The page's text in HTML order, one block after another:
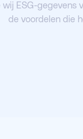
wij ESG-
de voordelen die